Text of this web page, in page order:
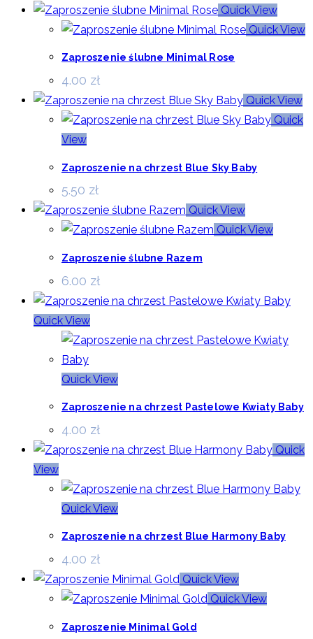
Quick View
Quick View
Zaproszenie ślubne Minimal Rose
4.00 zł
Quick View
Quick
View
Zaproszenie na chrzest Blue Sky Baby
5.50 zł
Quick View
Quick View
Zaproszenie ślubne Razem
6.00 zł
Quick View
Quick View
Zaproszenie na chrzest Pastelowe Kwiaty Baby
4.00 zł
Quick
View
Quick View
Zaproszenie na chrzest Blue Harmony Baby
4.00 zł
Quick View
Quick View
Zaproszenie Minimal Gold